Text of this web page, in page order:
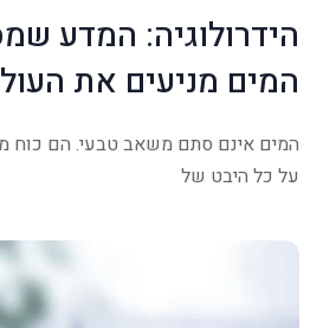
הידרולוגיה: המדע
המים מניעים את
המים אינם סתם משאב טבעי. הם כוח
על כל היבט של